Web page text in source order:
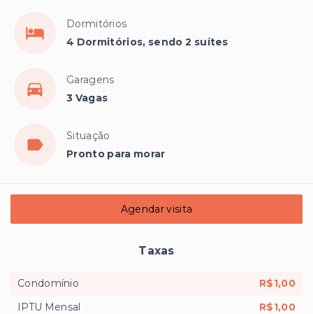
Dormitórios
4 Dormitórios, sendo 2 suítes
Garagens
3 Vagas
Situação
Pronto para morar
Agendar visita
Taxas
Condomínio
R$1,00
IPTU Mensal
R$1,00